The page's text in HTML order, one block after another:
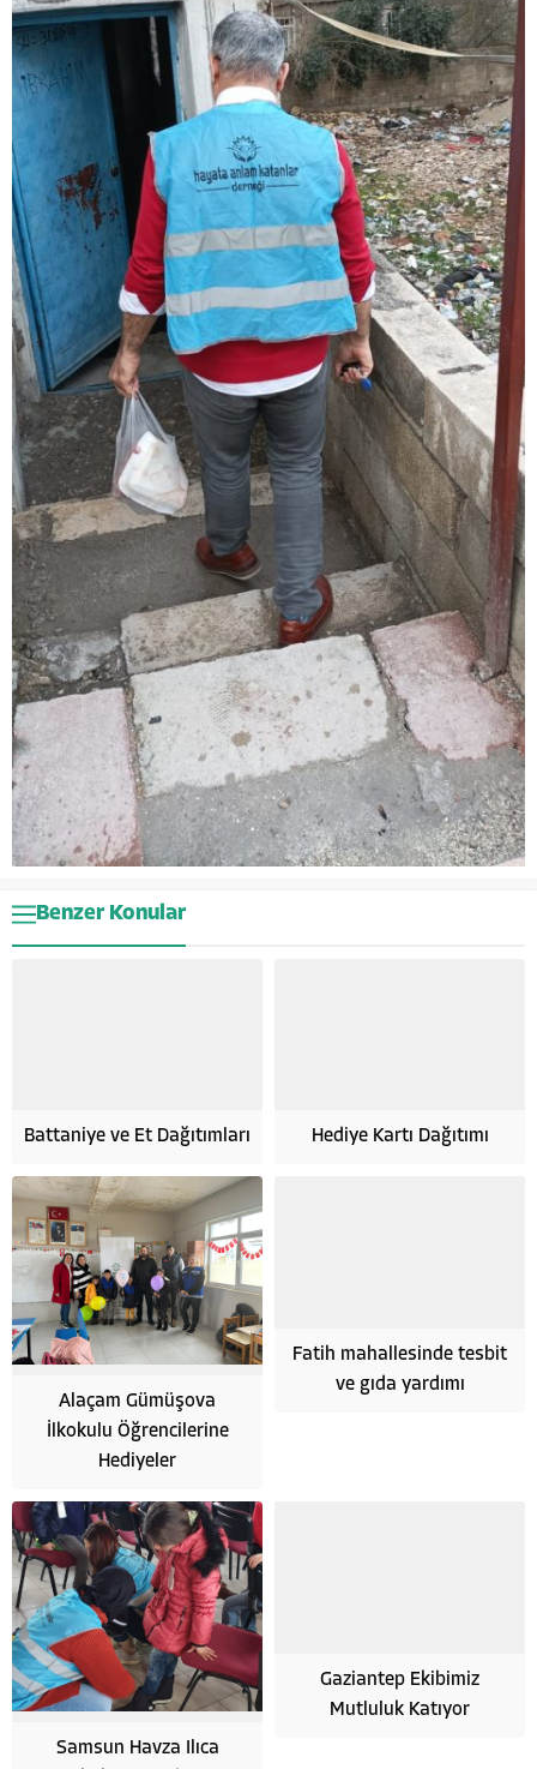
Benzer Konular
Battaniye ve Et Dağıtımları Hediye Kartı Dağıtımı
Alaçam Gümüşova
İlkokulu Öğrencilerine
Hediyeler
Fatih mahallesinde tesbit
ve gıda yardımı
Samsun Havza Ilıca
Gaziantep Ekibimiz
Mutluluk Katıyor